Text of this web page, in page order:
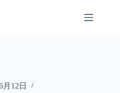
月12日